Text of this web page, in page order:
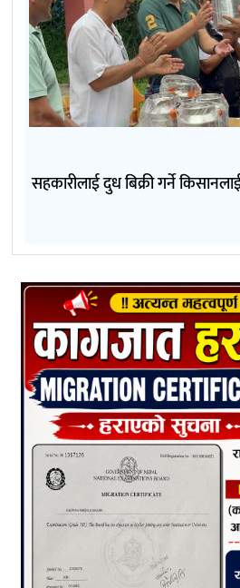
सहकारीलाई दुध बिक्री गर्ने